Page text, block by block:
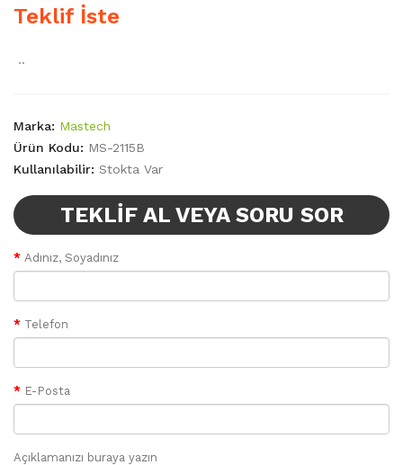
Teklif İste
..
Marka: Mastech
Ürün Kodu: MS-2115B
Kullanılabilir: Stokta Var
TEKLIF AL VEYA SORU SOR
Adınız, Soyadınız
Telefon
E-Posta
Açıklamanızı buraya yazın